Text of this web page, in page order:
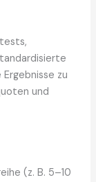
zu
und
(z. B. 5–10